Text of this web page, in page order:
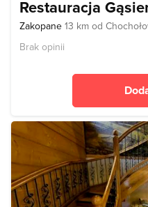
Restauracja
Zakopane 13 km od
Brak opinii